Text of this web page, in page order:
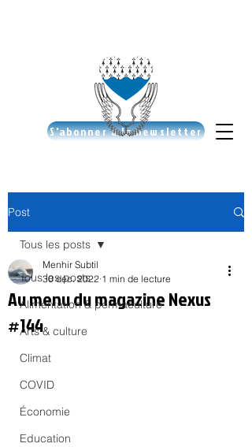
S'abonner à la newsletter
Post
Tous les posts
Alimentation & permaculture
Arts & culture
Climat
COVID
Économie
Education
Tous les posts
Au menu du magazine Nexus
#144
Menhir Subtil
30 déc. 2022 1 min de lecture